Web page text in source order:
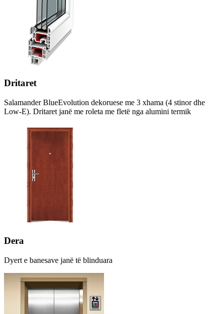
Dritaret
Salamander BlueEvolution dekoruese me 3 xhama (4 stinor dhe
Low-E). Dritaret janë me roleta me fletë nga alumini termik
Dera
Dyert e banesave janë të blinduara